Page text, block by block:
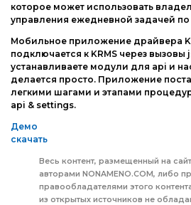
которое может использовать
управления ежедневной задачей по
Мобильное приложение драйвера
подключается к KRMS через вызовы
устанавливаете модули для api и
делается просто. Приложение
легкими шагами и этапами
api & settings.
Демо
скачать
Весь контент, размещенный на
авторами NONAMENO.COM, либо
правообладателями этого
из открытых источников не